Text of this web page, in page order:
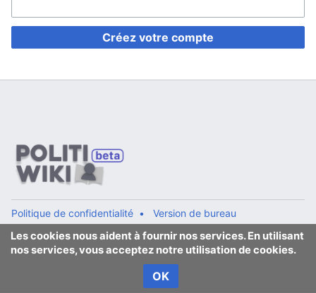
Créez votre compte
Les cookies nous aident à fournir nos services. En utilisant
nos services, vous acceptez notre utilisation de cookies.
OK
Politique de confidentialité Version de bureau